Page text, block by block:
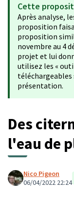
Cette
Après analyse,
proposition
proposition
novembre au 4
projet et lui
utilisez les «
présentation.
Des
l'eau de
Nico Pigeon
06/04/2022 22:24